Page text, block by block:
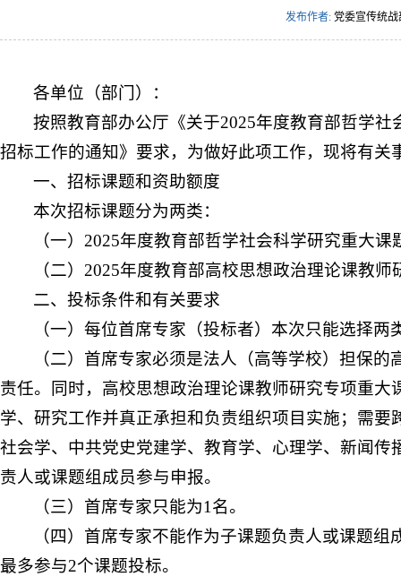
发布作者: 党委宣传统
各单位（部门）：
按照教育部办公厅《关于2025年度教育部哲学
招标工作的通知》要求，为做好此项工作，现将有关
一、招标课题和资助额度
本次招标课题分为两类：
（一）2025年度教育部哲学社会科学研究重大
（二）2025年度教育部高校思想政治理论课教
二、投标条件和有关要求
（一）每位首席专家（投标者）本次只能选择
（二）首席专家必须是法人（高等学校）担保
责任。同时，高校思想政治理论课教师研究专项重
学、研究工作并真正承担和负责组织项目实施；需
社会学、中共党史党建学、教育学、心理学、新闻
责人或课题组成员参与申报。
（三）首席专家只能为1名。
（四）首席专家不能作为子课题负责人或课题
最多参与2个课题投标。